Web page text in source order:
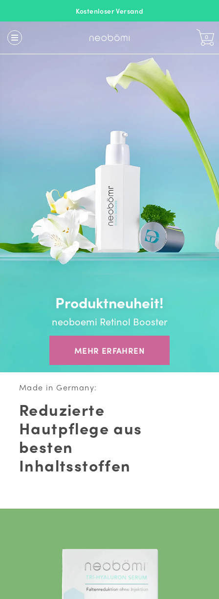
Kostenloser Versand
0
Produktneuheit!
neoboemi Retinol Booster
MEHR ERFAHREN
Made in Germany:
Reduzierte
Hautpflege aus
besten
Inhaltsstoffen